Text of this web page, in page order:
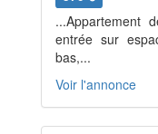
...Appartement
entrée sur
bas,...
Voir l'annonce